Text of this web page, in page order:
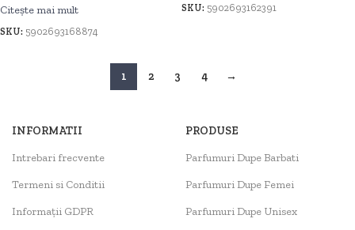
Citește mai mult
SKU: 5902693168874
SKU: 5902693162391
1 2 3 4 →
INFORMATII
Intrebari frecvente
Termeni si Conditii
Informații GDPR
PRODUSE
Parfumuri Dupe Barbati
Parfumuri Dupe Femei
Parfumuri Dupe Unisex